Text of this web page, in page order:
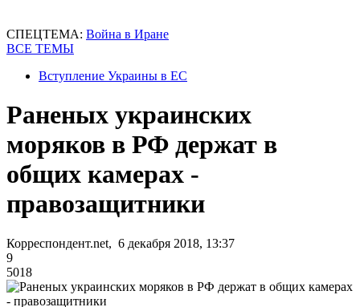
СПЕЦТЕМА: Война в Иране
ВСЕ ТЕМЫ
Вступление Украины в ЕС
Раненых украинских
моряков в РФ держат в
общих камерах -
правозащитники
Корреспондент.net, 6 декабря 2018, 13:37
9
5018